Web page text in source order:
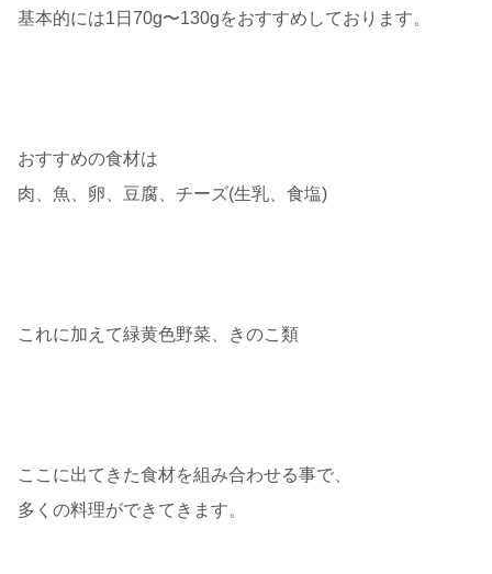
基本的には1日70g〜130gをおすすめしております。
おすすめの食材は
肉、魚、卵、豆腐、チーズ(生乳、食塩)
これに加えて緑黄色野菜、きのこ類
ここに出てきた食材を組み合わせる事で、
多くの料理ができてきます。